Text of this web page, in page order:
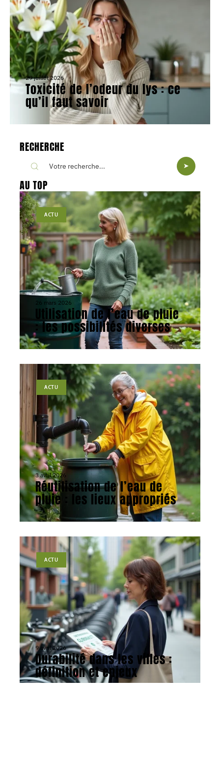
29 juillet 2026
Toxicité de l’odeur du lys : ce
qu’il faut savoir
RECHERCHE
AU TOP
ACTU
26 mars 2026
Utilisation de l’eau de pluie
: les possibilités diverses
ACTU
3 avril 2026
Réutilisation de l’eau de
pluie : les lieux appropriés
ACTU
9 avril 2026
Durabilité dans les villes :
définition et enjeux